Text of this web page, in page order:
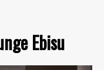
Ebisu